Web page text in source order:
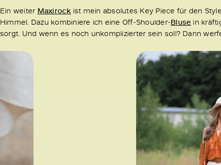
Ein weiter Maxirock ist mein absolutes Key Piece für den
Himmel. Dazu kombiniere ich eine Off-Shoulder-Bluse in
sorgt. Und wenn es noch unkomplizierter sein soll? Dann